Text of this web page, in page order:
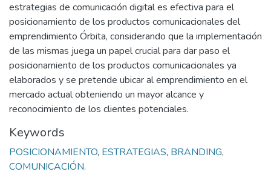
estrategias de comunicación digital es efectiva para el
posicionamiento de los productos comunicacionales del
emprendimiento Órbita, considerando que la implementación
de las mismas juega un papel crucial para dar paso el
posicionamiento de los productos comunicacionales ya
elaborados y se pretende ubicar al emprendimiento en el
mercado actual obteniendo un mayor alcance y
reconocimiento de los clientes potenciales.
Keywords
POSICIONAMIENTO, ESTRATEGIAS, BRANDING,
COMUNICACIÓN.